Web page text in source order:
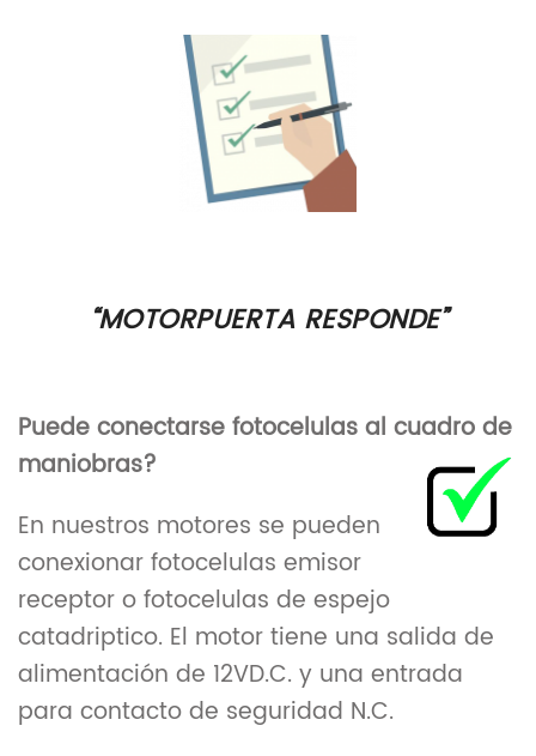
“MOTORPUERTA RESPONDE”
Puede conectarse fotocelulas al cuadro de
maniobras?
En nuestros motores se pueden
conexionar fotocelulas emisor
receptor o fotocelulas de espejo
catadriptico. El motor tiene una salida de
alimentación de 12VD.C. y una entrada
para contacto de seguridad N.C.